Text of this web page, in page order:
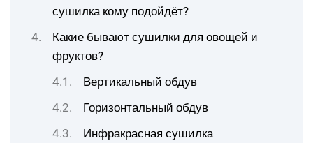
сушилка кому подойдёт?
Какие бывают сушилки для овощей и
фруктов?
Вертикальный обдув
Горизонтальный обдув
Инфракрасная сушилка